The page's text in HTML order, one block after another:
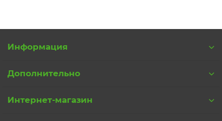
Информация
Дополнительно
Интернет-магазин